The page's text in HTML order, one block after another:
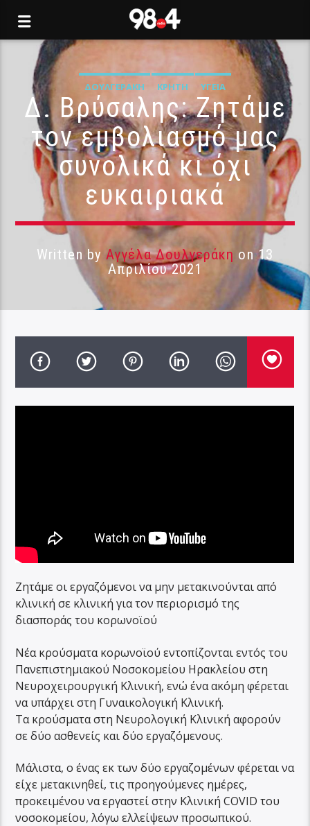
ΔΟΥΛΓΕΡΆΚΗ ΚΡΉΤΗ ΥΓΕΊΑ
Δ. Βρύσαλης: Ζητάμε
τον εμβολιασμό μας
συνολικά κι όχι
ευκαιριακά
Written by Αγγέλα Δουλγεράκη on 13
Απριλίου 2021
Ζητάμε οι εργαζόμενοι να μην μετακινούνται από
κλινική σε κλινική για τον περιορισμό της
διασποράς του κορωνοϊού
Νέα κρούσματα κορωνοϊού εντοπίζονται εντός του
Πανεπιστημιακού Νοσοκομείου Ηρακλείου στη
Νευροχειρουργική Κλινική, ενώ ένα ακόμη φέρεται
να υπάρχει στη Γυναικολογική Κλινική.
Τα κρούσματα στη Νευρολογική Κλινική αφορούν
σε δύο ασθενείς και δύο εργαζόμενους.
Μάλιστα, ο ένας εκ των δύο εργαζομένων φέρεται να
είχε μετακινηθεί, τις προηγούμενες ημέρες,
προκειμένου να εργαστεί στην Κλινική COVID του
νοσοκομείου, λόγω ελλείψεων προσωπικού.